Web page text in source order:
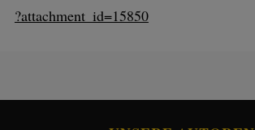
?attachment_id=15850